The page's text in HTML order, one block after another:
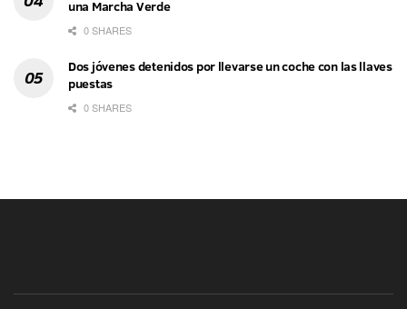
una Marcha Verde
0 SHARES
Dos jóvenes detenidos por llevarse un coche con las llaves
puestas
0 SHARES